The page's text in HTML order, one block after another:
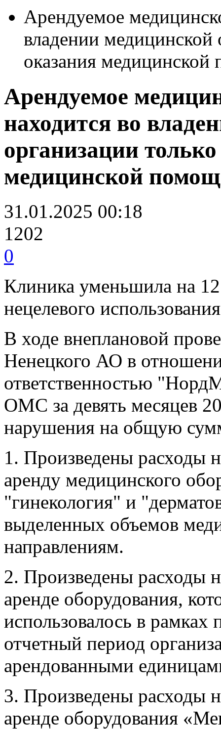
Арендуемое
владении медицинской
оказания
Арендуемое
находится во
организации
медицинской
31.01.2025 00:18
1202
0
Клиника уменьшила на
нецелевого
В ходе внеплановой
Ненецкого АО в
ответственностью
ОМС за девять месяцев
нарушения на общую
1. Произведены расходы
аренду медицинского
"гинекология" и
выделенных объемов
направлениям.
2. Произведены расходы
аренде оборудования,
использовалось в
отчетный период
арендованными
3. Произведены расходы
аренде оборудования